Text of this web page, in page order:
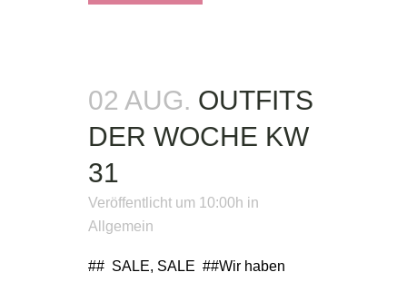
02 AUG. OUTFITS
DER WOCHE KW
31
Veröffentlicht um 10:00h in
Allgemein
## SALE, SALE ##Wir haben